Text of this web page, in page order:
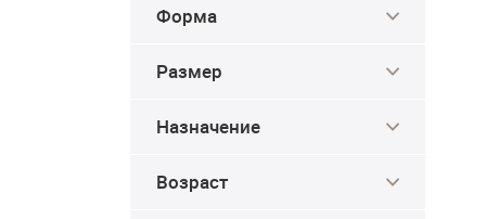
Форма
Размер
Назначение
Возраст